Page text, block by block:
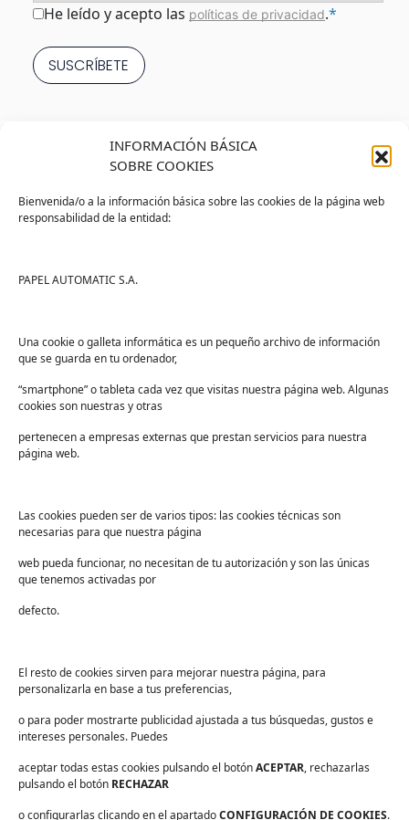
INFORMACIÓN BÁSICA
SOBRE COOKIES
Bienvenida/o a la información básica sobre las cookies de la página web
responsabilidad de la entidad:
PAPEL AUTOMATIC S.A.
Una cookie o galleta informática es un pequeño archivo de información
que se guarda en tu ordenador,
“smartphone” o tableta cada vez que visitas nuestra página web. Algunas
cookies son nuestras y otras
pertenecen a empresas externas que prestan servicios para nuestra
página web.
Las cookies pueden ser de varios tipos: las cookies técnicas son
necesarias para que nuestra página
web pueda funcionar, no necesitan de tu autorización y son las únicas
que tenemos activadas por
defecto.
El resto de cookies sirven para mejorar nuestra página, para
personalizarla en base a tus preferencias,
o para poder mostrarte publicidad ajustada a tus búsquedas, gustos e
intereses personales. Puedes
aceptar todas estas cookies pulsando el botónACEPTAR, rechazarlas
pulsando el botón RECHAZAR
o configurarlas clicando en el apartadoCONFIGURACIÓN DE COOKIES.
Consentimiento*
He leído y acepto las políticas de privacidad.*
Sanidad
Educación
Centros deportivos
Servicios
Industria alimentaria
Tienda PAPELMATIC
Lista de deseos
Términos y condiciones
Devoluciones
Suscríbete para recibir noticias exclusivas y ofertas.
Correo
electrónico*
sector *
Consentimiento*
He leído y acepto laspolíticas de privacidad.*